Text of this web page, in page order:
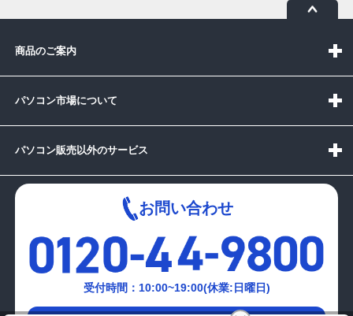
商品のご案内
パソコン市場について
パソコン販売以外のサービス
お問い合わせ
受付時間：10:00~19:00(休業:日曜日)